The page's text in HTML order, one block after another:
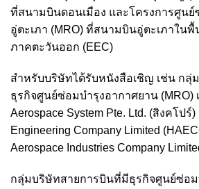
ที่สนามบินดอนเมือง และโครงการศูนย์
อู่ตะเภา (MRO) ที่สนามบินอู่ตะเภาใน
ภาคตะวันออก (EEC)
สำหรับบริษัทได้รับหนังสือเชิญ เช่น กลุ่
ธุรกิจศูนย์ซ่อมบำรุงอากาศยาน (MRO)
Aerospace System Pte. Ltd. (สิงคโปร์)
Engineering Company Limited
Aerospace Industries Company
กลุ่มบริษัทสายการบินที่มีธุรกิจศูนย์ซ่อม